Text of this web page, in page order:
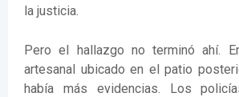
la justicia.
Pero el hallazgo no terminó ahí.
artesanal ubicado en el patio
había más evidencias. Los